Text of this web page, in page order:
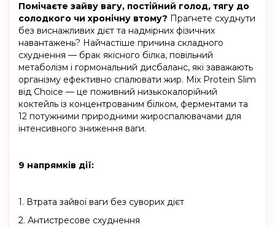
Помічаєте зайву вагу, постійний голод, тягу до
солодкого чи хронічну втому? Прагнете схуднути
без виснажливих дієт та надмірних фізичних
навантажень? Найчастіше причина складного
схуднення — брак якісного білка, повільний
метаболізм і гормональний дисбаланс, які заважають
організму ефективно спалювати жир. Mix Protein Slim
від Choice — це поживний низькокалорійний
коктейль із концентрованим білком, ферментами та
12 потужними природними жироспалювачами для
інтенсивного зниження ваги.
9 напрямків дії:
1. Втрата зайвої ваги без суворих дієт
2. Антистресове схуднення